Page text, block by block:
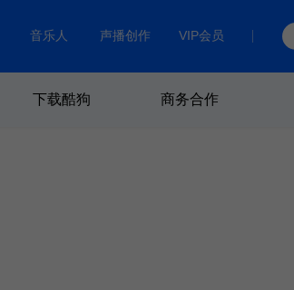
音乐人 声播创作 VIP会员
下载酷狗 商务合作